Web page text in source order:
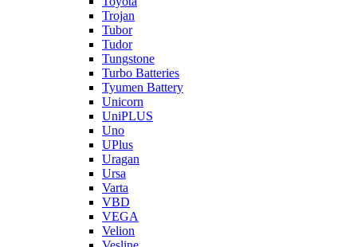
Trojan
Tubor
Tudor
Tungstone
Turbo Batteries
Tyumen Battery
Unicorn
UniPLUS
Uno
UPlus
Uragan
Ursa
Varta
VBD
VEGA
Velion